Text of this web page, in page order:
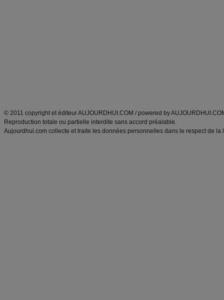
© 2011 copyright et éditeur AUJOURDHUI.COM / powered by
Reproduction totale ou partielle interdite sans accord préalable.
Aujourdhui.com collecte et traite les données personnelles dans le respect de